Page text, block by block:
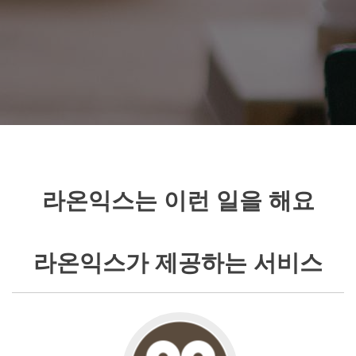
라온익스는 이런 일을 해요
라온익스가 제공하는 서비스
Go
to